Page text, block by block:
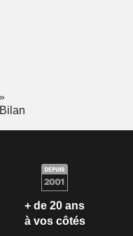
Bilan
+ de 20 ans
à vos côtés